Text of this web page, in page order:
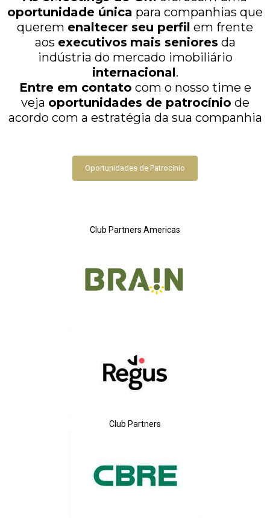
oportunidade única para companhias que
querem enaltecer seu perfil em frente
aos executivos mais seniores da
indústria do mercado imobiliário
internacional.
Entre em contato com o nosso time e
veja oportunidades de patrocínio de
acordo com a estratégia da sua companhia
Oportunidades de Patrocinio
Club Partners Americas
Club Partners